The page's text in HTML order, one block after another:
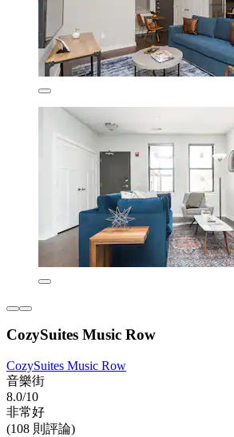
CozySuites Music Row
CozySuites Music Row
音樂街
8.0/10
非常好
(108 則評論)